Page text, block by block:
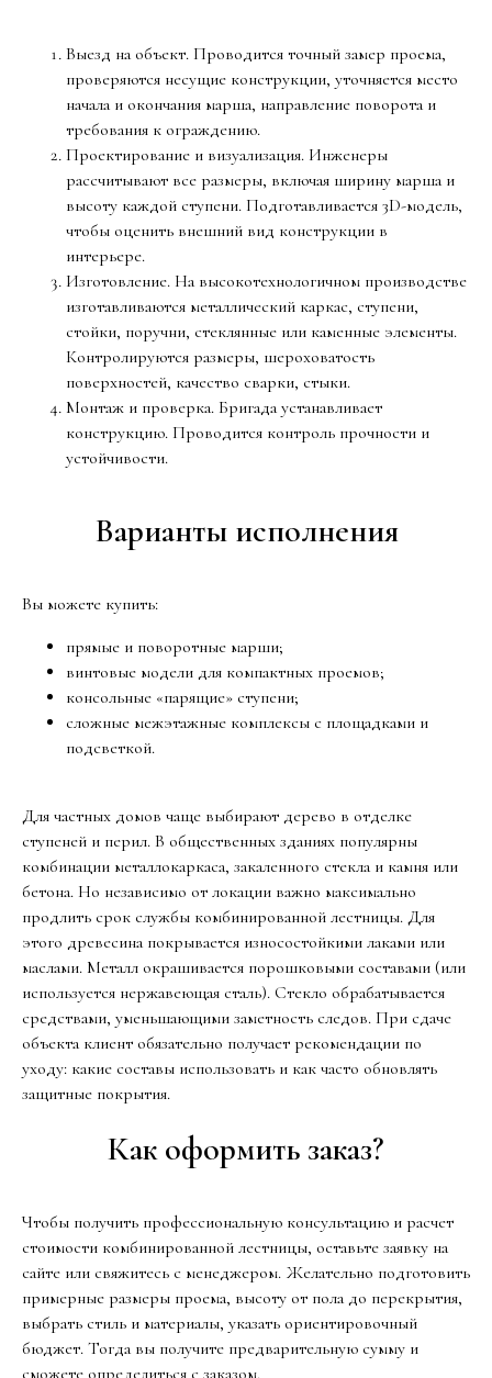
Выезд на объект. Проводится точный замер проема,
проверяются несущие конструкции, уточняется место
начала и окончания марша, направление поворота и
требования к ограждению.
Проектирование и визуализация. Инженеры
рассчитывают все размеры, включая ширину марша и
высоту каждой ступени. Подготавливается 3D-модель,
чтобы оценить внешний вид конструкции в
интерьере.
Изготовление. На высокотехнологичном производстве
изготавливаются металлический каркас, ступени,
стойки, поручни, стеклянные или каменные элементы.
Контролируются размеры, шероховатость
поверхностей, качество сварки, стыки.
Монтаж и проверка. Бригада устанавливает
конструкцию. Проводится контроль прочности и
устойчивости.
Варианты исполнения
Вы можете купить:
прямые и поворотные марши;
винтовые модели для компактных проемов;
консольные «парящие» ступени;
сложные межэтажные комплексы с площадками и
подсветкой.
Для частных домов чаще выбирают дерево в отделке
ступеней и перил. В общественных зданиях популярны
комбинации металлокаркаса, закаленного стекла и камня или
бетона. Но независимо от локации важно максимально
продлить срок службы комбинированной лестницы. Для
этого древесина покрывается износостойкими лаками или
маслами. Металл окрашивается порошковыми составами (или
используется нержавеющая сталь). Стекло обрабатывается
средствами, уменьшающими заметность следов. При сдаче
объекта клиент обязательно получает рекомендации по
уходу: какие составы использовать и как часто обновлять
защитные покрытия.
Как оформить заказ?
Чтобы получить профессиональную консультацию и расчет
стоимости комбинированной лестницы, оставьте заявку на
сайте или свяжитесь с менеджером. Желательно подготовить
примерные размеры проема, высоту от пола до перекрытия,
выбрать стиль и материалы, указать ориентировочный
бюджет. Тогда вы получите предварительную сумму и
сможете определиться с заказом.